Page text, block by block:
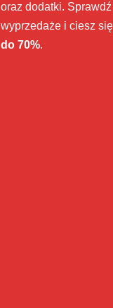
oraz dodatki.
wyprzedaże i ciesz się
do 70%.